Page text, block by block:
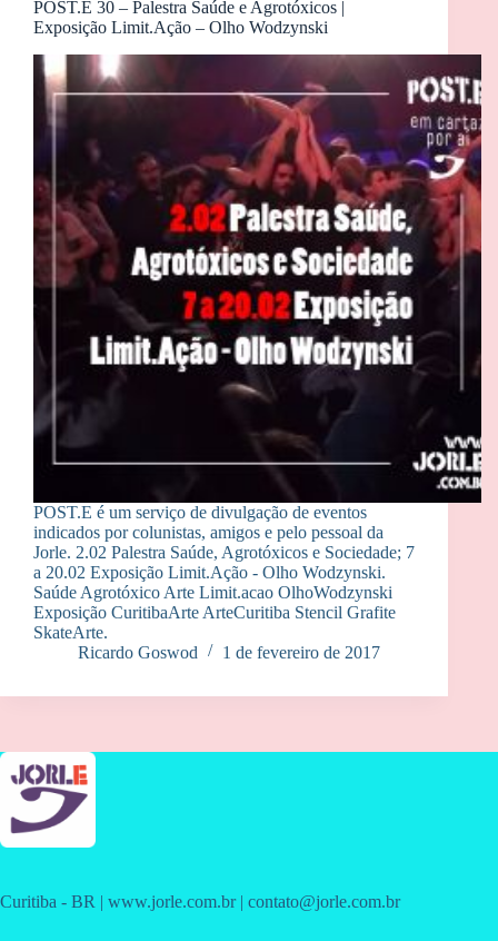
POST.E 30 – Palestra Saúde e Agrotóxicos |
Exposição Limit.Ação – Olho Wodzynski
POST.E é um serviço de divulgação de eventos
indicados por colunistas, amigos e pelo pessoal da
Jorle. 2.02 Palestra Saúde, Agrotóxicos e Sociedade; 7
a 20.02 Exposição Limit.Ação - Olho Wodzynski.
Saúde Agrotóxico Arte Limit.acao OlhoWodzynski
Exposição CuritibaArte ArteCuritiba Stencil Grafite
SkateArte.
Ricardo Goswod
1 de fevereiro de 2017
Curitiba - BR | www.jorle.com.br | contato@jorle.com.br